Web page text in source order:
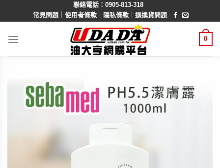
聯絡電話：0905-813-318
常見問題｜ 使用者條款｜ 隱私條款｜ 退換貨問題
0